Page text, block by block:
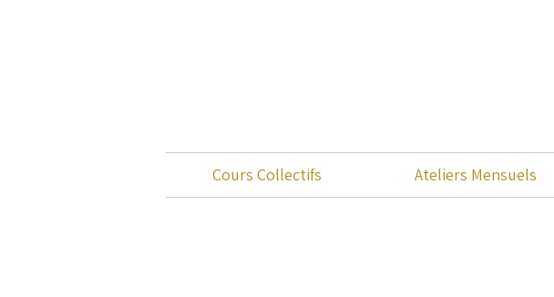
Cours Collectifs Ateliers Mensuels